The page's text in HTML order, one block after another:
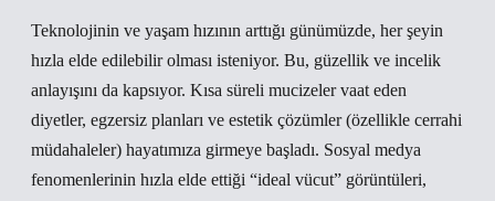
Teknolojinin ve yaşam hızının arttığı günümüzde, her şeyin
hızla elde edilebilir olması isteniyor. Bu, güzellik ve incelik
anlayışını da kapsıyor. Kısa süreli mucizeler vaat eden
diyetler, egzersiz planları ve estetik çözümler (özellikle cerrahi
müdahaleler) hayatımıza girmeye başladı. Sosyal medya
fenomenlerinin hızla elde ettiği “ideal vücut” görüntüleri,